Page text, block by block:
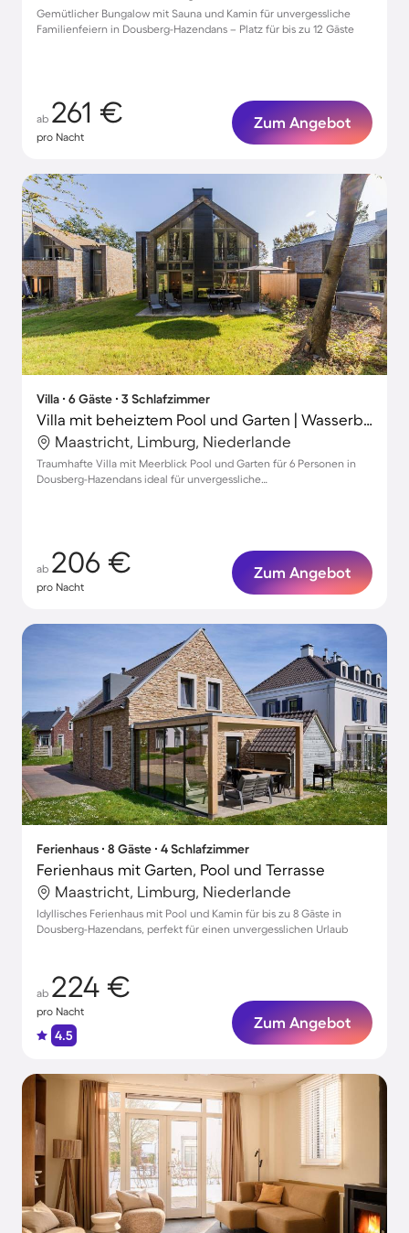
Gemütlicher Bungalow mit Sauna und Kamin für unvergessliche
Familienfeiern in Dousberg-Hazendans – Platz für bis zu 12 Gäste
ab 261 €
pro Nacht
Zum Angebot
Villa ∙ 6 Gäste ∙ 3 Schlafzimmer
Villa mit beheiztem Pool und Garten | Wasserblick
Maastricht, Limburg, Niederlande
Traumhafte Villa mit Meerblick Pool und Garten für 6 Personen in
Dousberg-Hazendans ideal für unvergessliche
ab 206 €
pro Nacht
Zum Angebot
Ferienhaus ∙ 8 Gäste ∙ 4 Schlafzimmer
Ferienhaus mit Garten, Pool und Terrasse
Maastricht, Limburg, Niederlande
Idyllisches Ferienhaus mit Pool und Kamin für bis zu 8 Gäste in
Dousberg-Hazendans, perfekt für einen unvergesslichen Urlaub
ab 224 €
pro Nacht
4.5
Zum Angebot